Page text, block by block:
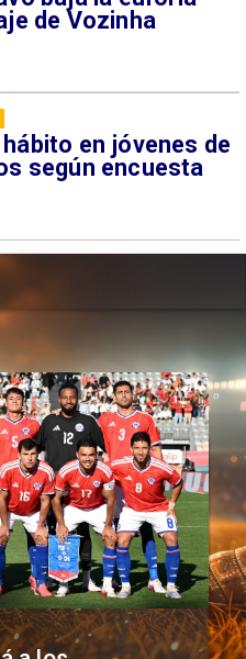
de Vozinha
en jóvenes de
según encuesta